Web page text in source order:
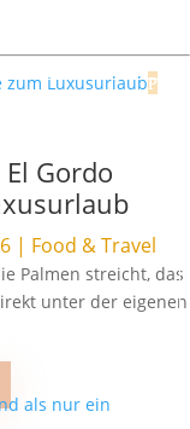
Gordo
| Food & Travel
Palmen streicht, das
unter der eigenen